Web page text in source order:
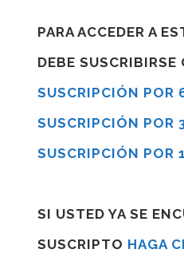
PARA ACCEDER A
DEBE SUSCRIBIRSE
SUSCRIPCIÓN POR
SUSCRIPCIÓN POR
SUSCRIPCIÓN POR
SI USTED YA SE
SUSCRIPTO HAGA